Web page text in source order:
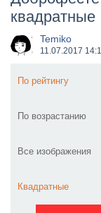
​Anthrax
квадратные
Temiko
11.07.2017
По рейтингу
По возрастанию
Все изображения
Квадратные